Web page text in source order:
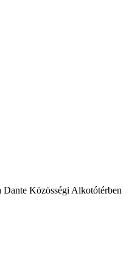
Dante Közösségi Alkotótérben